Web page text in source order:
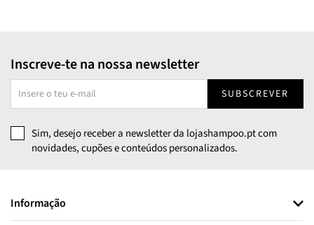
Inscreve-te na nossa newsletter
SUBSCREVER
Sim, desejo receber a newsletter da lojashampoo.pt com
novidades, cupões e conteúdos personalizados.
Informação